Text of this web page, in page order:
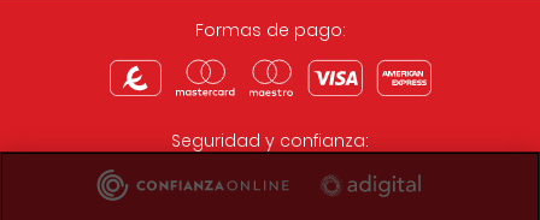
Formas de pago:
Seguridad y confianza: